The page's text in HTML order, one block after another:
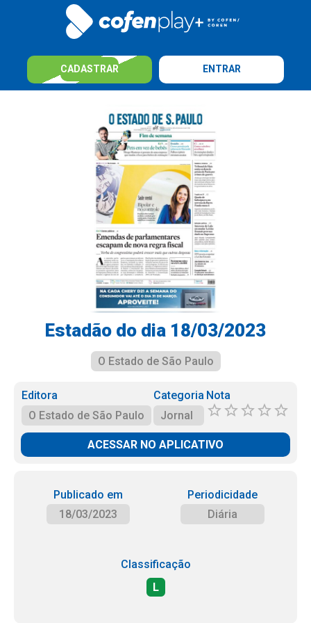
CADASTRAR ENTRAR
Estadão do dia 18/03/2023
O Estado de São Paulo
Editora
O Estado de São Paulo
Categoria
Jornal
Nota
ACESSAR NO APLICATIVO
Publicado em
18/03/2023
Periodicidade
Diária
Classificação
L